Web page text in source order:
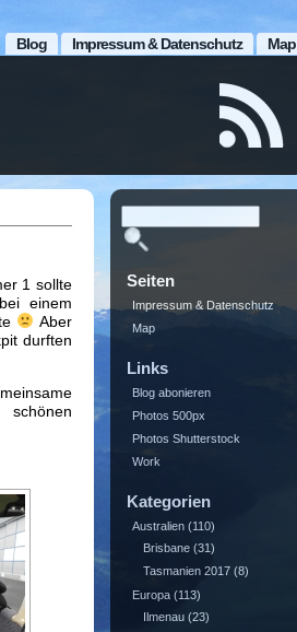
Map
Impressum & Datenschutz
Blog
1 sollte
einem
Aber
durften
Seiten
Impressum & Datenschutz
Map
Links
Blog abonieren
Photos 500px
Photos Shutterstock
Work
Kategorien
Australien(110)
Brisbane(31)
Tasmanien 2017(8)
Europa(113)
Ilmenau(23)